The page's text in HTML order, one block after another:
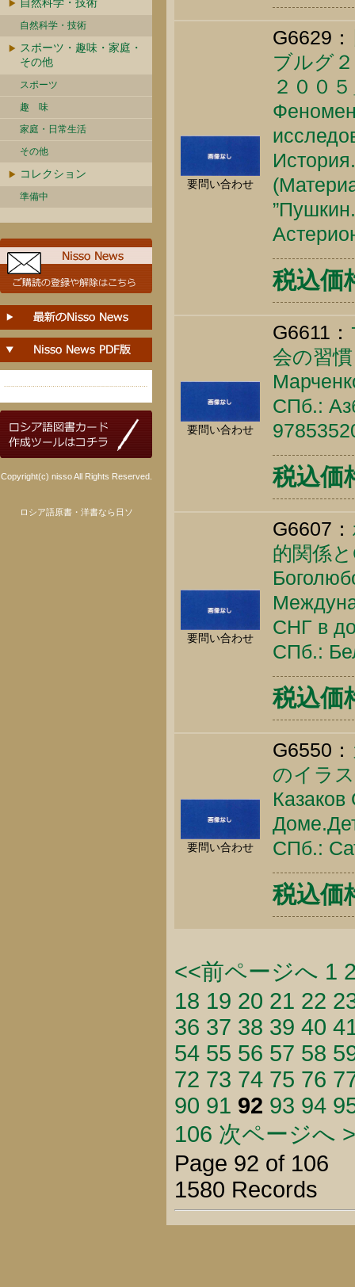
自然科学・技術
スポーツ・趣味・家庭・
その他
スポーツ
趣 味
家庭・日常生活
その他
コレクション
準備中
Copyright(c) nisso All Rights Reserved.
ロシア語原書・洋書なら日ソ
要問い合わせ
G6629：
ブルグ
２００
税込価
要問い合わせ
G6611：
会の習
СПб.:
税込価
要問い合わせ
G6607：
的関係
СНГ в
СПб.:
税込価
要問い合わせ
G6550：
のイラ
СПб.:
税込価
<<前ページへ 1
18 19 20 21 22
36 37 38 39 40
54 55 56 57 58
72 73 74 75 76
90 91 92 93 94
106 次ページへ
Page 92 of 106
1580 Records